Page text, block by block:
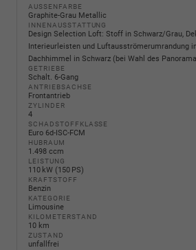
AUSSENFARBE
Graphite-Grau Metallic
INNENAUSSTATTUNG
Design Selection Loft: Stoff in Schwarz/Grau,
Interieurleisten und Luftausströmerumrandung
Dachhimmel in Schwarz (bei Wahl des
GETRIEBE
Schalt. 6-Gang
ANTRIEBSACHSE
Frontantrieb
ZYLINDER
4
SCHADSTOFFKLASSE
Euro 6d-ISC-FCM
HUBRAUM
1.498 ccm
LEISTUNG
110 kW (150 PS)
KRAFTSTOFF
Benzin
KATEGORIE
Limousine
KILOMETERSTAND
10 km
ZUSTAND
unfallfrei